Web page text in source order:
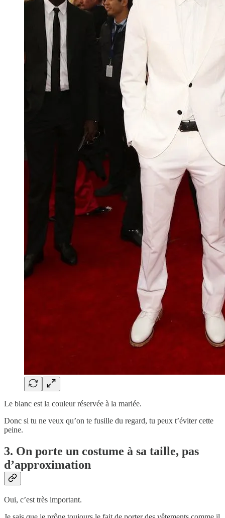
Le blanc est la couleur réservée à la mariée.
Donc si tu ne veux qu’on te fusille du regard, tu peux t’éviter cette
peine.
3. On porte un costume à sa taille, pas
d’approximation
Oui, c’est très important.